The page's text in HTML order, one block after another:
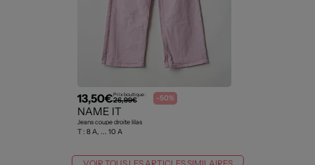
13,50€Prix boutique :
26,99€ -50%
NAME IT
Jeans coupe droite lilas
T : 8 A, ... 10 A